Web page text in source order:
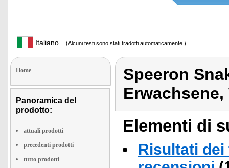
Italiano (Alcuni testi sono stati tradotti automaticamente.)
Home
Panoramica del
prodotto:
attuali prodotti
precedenti prodotti
tutto prodotti
Speeron
Elementi di
Risultati